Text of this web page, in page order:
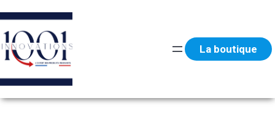
au
contenu
La boutique